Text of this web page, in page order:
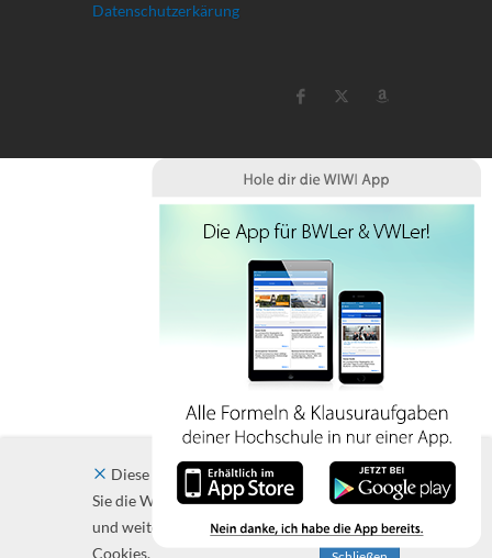
Datenschutzerkärung
Diese Website verwendet Cookies. Indem
Sie die Website und ihre Angebote nutzen
und weiter navigieren, akzeptieren Sie diese
Cookies.